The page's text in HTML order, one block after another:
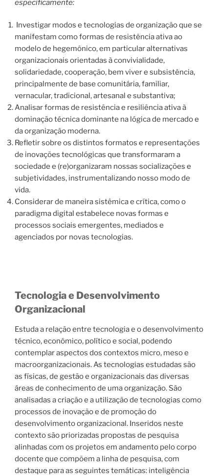
especificamente:
Investigar modos e tecnologias de organização que se
manifestam como formas de resistência ativa ao
modelo de hegemônico, em particular alternativas
organizacionais orientadas à convivialidade,
solidariedade, cooperação, bem viver e subsistência,
principalmente de base comunitária, familiar,
vernacular, tradicional, artesanal e substantiva;
Analisar formas de resistência e resiliência ativa à
dominação técnica dominante na lógica de mercado e
da organização moderna.
Refletir sobre os distintos formatos e representações
de inovações tecnológicas que transformaram a
sociedade e (re)organizaram nossas socializações e
subjetividades, instrumentalizando nosso modo de
vida.
Considerar de maneira sistêmica e crítica, como o
paradigma digital estabelece novas formas e
processos sociais emergentes, mediados e
agenciados por novas tecnologias.
Tecnologia e Desenvolvimento
Organizacional
Estuda a relação entre tecnologia e o desenvolvimento
técnico, econômico, político e social, podendo
contemplar aspectos dos contextos micro, meso e
macroorganizacionais. As tecnologias estudadas são
as físicas, de gestão e organizacionais das diversas
áreas de conhecimento de uma organização. São
analisadas a criação e a utilização de tecnologias como
processos de inovação e de promoção do
desenvolvimento organizacional. Inseridos neste
contexto são priorizadas propostas de pesquisa
alinhadas com os projetos em andamento pelo corpo
docente que compõem a linha de pesquisa, com
destaque para as seguintes temáticas: inteligência